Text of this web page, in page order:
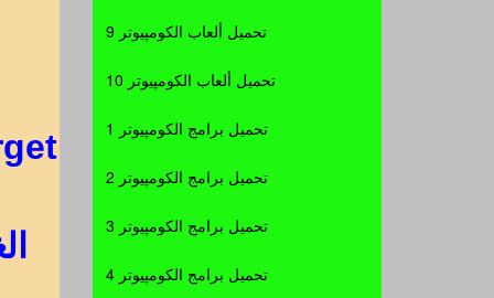
تحميل ألعاب الكومپيوتر 9
تحميل ألعاب الكومپيوتر 10
تحميل برامج الكومپيوتر 1
تحميل برامج الكومپيوتر 2
تحميل برامج الكومپيوتر 3
تحميل برامج الكومپيوتر 4